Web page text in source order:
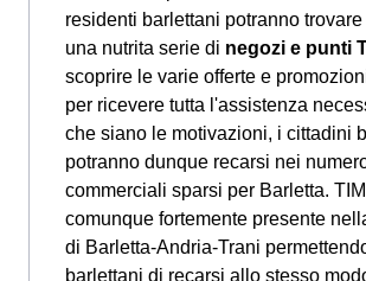
residenti barlettani potranno
una nutrita serie di negozi e punti
scoprire le varie offerte e
per ricevere tutta l'assistenza
che siano le motivazioni, i cittadini
potranno dunque recarsi nei
commerciali sparsi per Barletta.
comunque fortemente presente
di Barletta-Andria-Trani
barlettani di recarsi allo stesso